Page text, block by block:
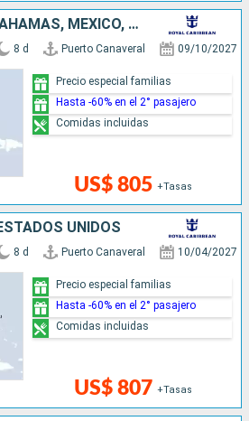
ESTADOS UNIDOS, BAHAMAS, MÉXICO, HONDURAS
8 d Puerto Canaveral 09/10/2027
US$ 805 +Tasas
Precio especial familias
Hasta -60% en el 2° pasajero
Comidas incluidas
UNIDOS
8 d Puerto Canaveral 10/04/2027
US$ 807 +Tasas
Precio especial familias
Hasta -60% en el 2° pasajero
Comidas incluidas